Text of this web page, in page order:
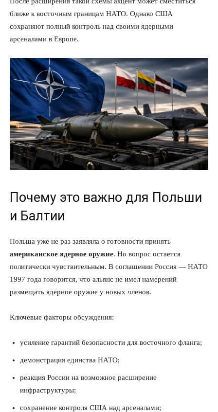
ближе к восточным границам НАТО. Однако США
сохраняют полный контроль над своими ядерными
арсеналами в Европе.
Почему это важно для Польши
и Балтии
Польша уже не раз заявляла о готовности принять
американское ядерное оружие. Но вопрос остается
политически чувствительным. В соглашении Россия — НАТО
1997 года говорится, что альянс не имел намерений
размещать ядерное оружие у новых членов.
Ключевые факторы обсуждения:
усиление гарантий безопасности для восточного фланга;
демонстрация единства НАТО;
реакция России на возможное расширение
инфраструктуры;
сохранение контроля США над арсеналами;